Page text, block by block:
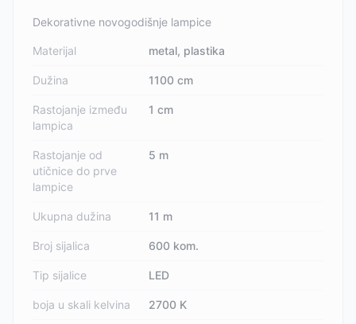
Dekorativne novogodišnje lampice
Materijal metal, plastika
Dužina 1100 cm
Rastojanje između
lampica
1 cm
Rastojanje od
utičnice do prve
lampice
5 m
Ukupna dužina 11 m
Broj sijalica 600 kom.
Tip sijalice LED
boja u skali kelvina 2700 K